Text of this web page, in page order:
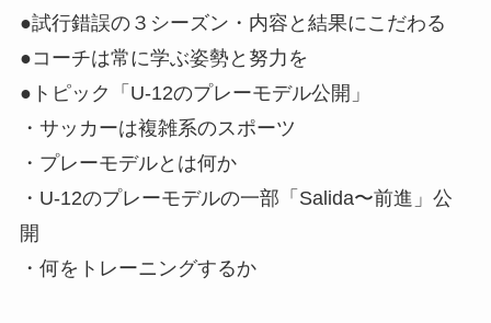
●試行錯誤の３シーズン・内容と結果にこだわる
●コーチは常に学ぶ姿勢と努力を
●トピック「U-12のプレーモデル公開」
・サッカーは複雑系のスポーツ
・プレーモデルとは何か
・U-12のプレーモデルの一部「Salida〜前進」公
開
・何をトレーニングするか